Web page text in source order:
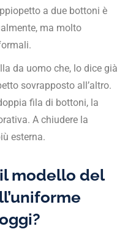
a due bottoni è
ma molto
da uomo che, lo dice già
sovrapposto all’altro.
fila di bottoni, la
A chiudere la
esterna.
modello del
?